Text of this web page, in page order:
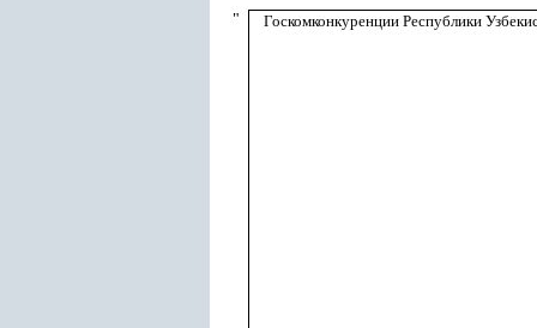
" Госкомконкуренции Республики